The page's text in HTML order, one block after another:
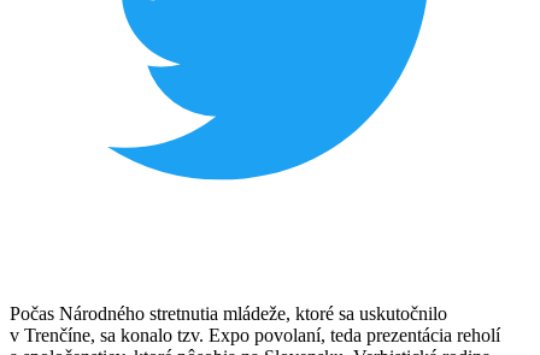
Počas Národného stretnutia mládeže, ktoré sa uskutočnilo
v Trenčíne, sa konalo tzv. Expo povolaní, teda prezentácia reholí